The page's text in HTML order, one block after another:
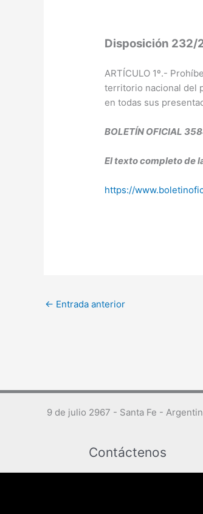
Disposición 232/
ARTÍCULO 1º.-
territorio nacional del
en todas sus
BOLETÍN OFICIAL
El texto completo de
https://
← Entrada anterior
9 de julio 2967 - Santa Fe -
Contáctenos